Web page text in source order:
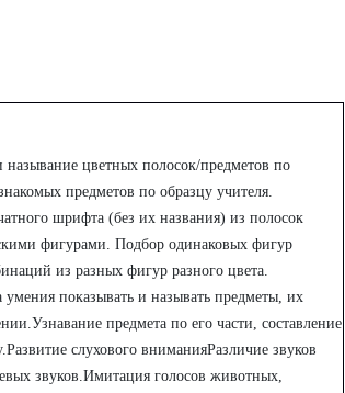
цветных полосок/предметов по
предметов по образцу учителя.
шрифта (без их названия) из полосок
фигурами. Подбор одинаковых фигур
из разных фигур разного цвета.
умения показывать и называть предметы, их
предмета по его части, составление
слухового вниманияРазличие звуков
звуков.Имитация голосов животных,